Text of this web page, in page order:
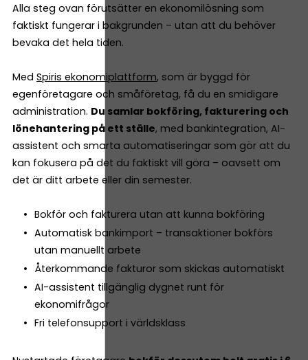
Alla steg ovan förutsätter en ekonomilösning som
faktiskt fungerar i bakgrunden – utan att du behöver
bevaka det hela tiden.
Med Spiris ekonomiplattform, som är byggd för
egenföretagare och småföretag, få du en smidigare
administration. Du samlar bokföring, fakturering och
lönehantering på ett ställe, med bankintegration, AI-
assistent och smarta automatiseringar som gör att du
kan fokusera på det du faktiskt vill göra – oavsett om
det är ditt arbete eller din semester.
Bokför och fakturera utan att kunna bokföring
Automatisk bankimport – transaktioner bokförs
utan manuellt arbete
Återkommande fakturor som skickas automatiskt
AI-assistent tillgänglig dygnet runt för
ekonomifrågor
Fri telefonsupport i världsklass